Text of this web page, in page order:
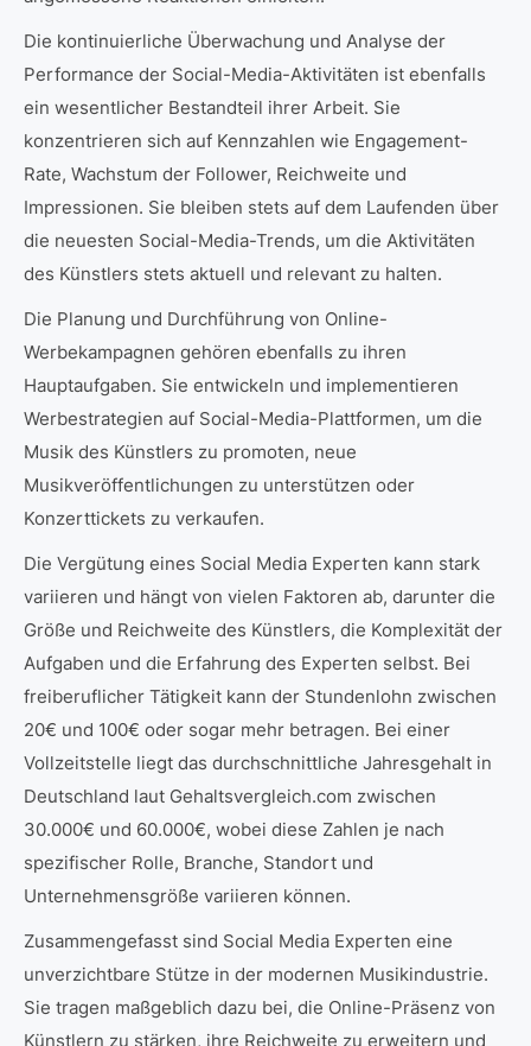
Die kontinuierliche Überwachung und Analyse der
Performance der Social-Media-Aktivitäten ist ebenfalls
ein wesentlicher Bestandteil ihrer Arbeit. Sie
konzentrieren sich auf Kennzahlen wie Engagement-
Rate, Wachstum der Follower, Reichweite und
Impressionen. Sie bleiben stets auf dem Laufenden über
die neuesten Social-Media-Trends, um die Aktivitäten
des Künstlers stets aktuell und relevant zu halten.
Die Planung und Durchführung von Online-
Werbekampagnen gehören ebenfalls zu ihren
Hauptaufgaben. Sie entwickeln und implementieren
Werbestrategien auf Social-Media-Plattformen, um die
Musik des Künstlers zu promoten, neue
Musikveröffentlichungen zu unterstützen oder
Konzerttickets zu verkaufen.
Die Vergütung eines Social Media Experten kann stark
variieren und hängt von vielen Faktoren ab, darunter die
Größe und Reichweite des Künstlers, die Komplexität der
Aufgaben und die Erfahrung des Experten selbst. Bei
freiberuflicher Tätigkeit kann der Stundenlohn zwischen
20€ und 100€ oder sogar mehr betragen. Bei einer
Vollzeitstelle liegt das durchschnittliche Jahresgehalt in
Deutschland laut Gehaltsvergleich.com zwischen
30.000€ und 60.000€, wobei diese Zahlen je nach
spezifischer Rolle, Branche, Standort und
Unternehmensgröße variieren können.
Zusammengefasst sind Social Media Experten eine
unverzichtbare Stütze in der modernen Musikindustrie.
Sie tragen maßgeblich dazu bei, die Online-Präsenz von
Künstlern zu stärken, ihre Reichweite zu erweitern und